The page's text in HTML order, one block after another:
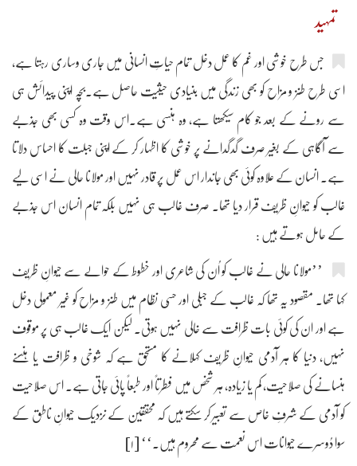
تمہید
جس طرح خوشی اور غم کا عمل دخل تمام حیاتِ انسانی میں جاری وساری رہتا ہے،
اسی طرح طنز و مزاح کو بھی زندگی میں بنیادی حیثیت حاصل ہے۔بچہ اپنی پیدائش ہی
سے رونے کے بعد جو کام سیکھتا ہے، وہ ہنسی ہے۔اس وقت وہ کسی بھی جذبے
سے آگاہی کے بغیر صرف گدگدانے پر خوشی کا اظہار کر کے اپنی جبلت کا احساس دلاتا
ہے۔ انسان کے علاوہ کوئی بھی جاندار اس عمل پر قادر نہیں اور مولانا حالی نے اسی لیے
غالب کو حیوانِ ظریف قرار دیا تھا۔ صرف غالب ہی نہیں بلکہ تمام انسان اس جذبے
کے حامل ہوتے ہیں :
’’مولانا حالی نے غالب کو اُن کی شاعری اور خطوط کے حوالے سے حیوانِ ظریف
کہا تھا۔ مقصود یہ تھا کہ غالب کے جبلی اور حسّی نظام میں طنز و مزاح کو غیر معمولی دخل
ہے اور ان کی کوئی بات ظرافت سے خالی نہیں ہوتی۔ لیکن ایک غالب ہی پر موقوف
نہیں، دنیا کا ہر آدمی حیوانِ ظریف کہلانے کا مستحق ہے کہ شوخی و ظرافت یا ہنسنے
ہنسانے کی صلاحیت، کم یا زیادہ، ہر شخص میں فطرتاً اور طبعاً پائی جاتی ہے۔ اس صلاحیت
کو آدمی کے شرفِ خاص سے تعبیر کر سکتے ہیں کہ محققین کے نزدیک حیوانِ ناطق کے
سوا دُوسرے حیوانات اس نعمت سے محروم ہیں۔‘‘ [۱]